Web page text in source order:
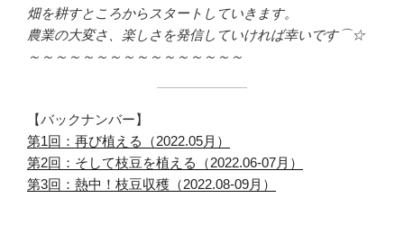
畑を耕すところからスタートしていきます。
農業の大変さ、楽しさを発信していければ幸いです⌒☆
～～～～～～～～～～～～～～～～
【バックナンバー】
第1回：再び植える（2022.05月）
第2回：そして枝豆を植える（2022.06-07月）
第3回：熱中！枝豆収穫（2022.08-09月）